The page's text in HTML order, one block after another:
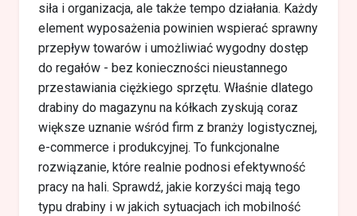
siła i organizacja, ale także tempo działania. Każdy
element wyposażenia powinien wspierać sprawny
przepływ towarów i umożliwiać wygodny dostęp
do regałów - bez konieczności nieustannego
przestawiania ciężkiego sprzętu. Właśnie dlatego
drabiny do magazynu na kółkach zyskują coraz
większe uznanie wśród firm z branży logistycznej,
e-commerce i produkcyjnej. To funkcjonalne
rozwiązanie, które realnie podnosi efektywność
pracy na hali. Sprawdź, jakie korzyści mają tego
typu drabiny i w jakich sytuacjach ich mobilność